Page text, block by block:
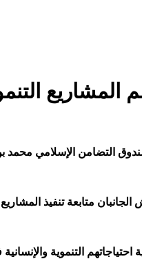
التضامن الإسلامي محمد
متابعة تنفيذ
التنموية